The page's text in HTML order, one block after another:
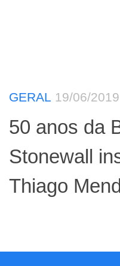
GERAL 19/06/2019
50 anos da
Stonewall
Thiago